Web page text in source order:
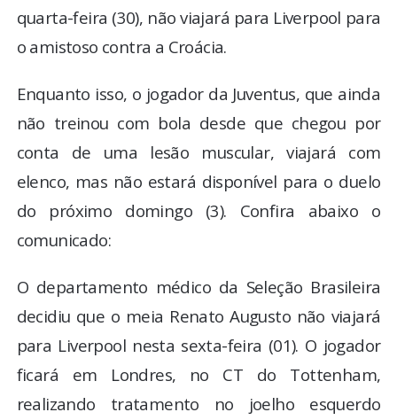
FOTOS
quarta-feira (30), não viajará para Liverpool para
o amistoso contra a Croácia.
Enquanto isso, o jogador da Juventus, que ainda
não treinou com bola desde que chegou por
conta de uma lesão muscular, viajará com
elenco, mas não estará disponível para o duelo
do próximo domingo (3). Confira abaixo o
comunicado:
O departamento médico da Seleção Brasileira
decidiu que o meia Renato Augusto não viajará
para Liverpool nesta sexta-feira (01). O jogador
ficará em Londres, no CT do Tottenham,
realizando tratamento no joelho esquerdo